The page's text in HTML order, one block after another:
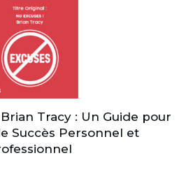
Tracy : Un Guide pour
Succès Personnel et